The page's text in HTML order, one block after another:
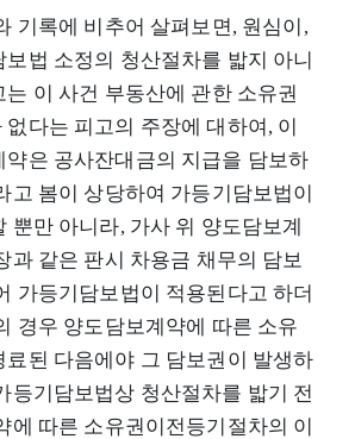
기록에 비추어 살펴보면, 원심이,
법 소정의 청산절차를 밟지 아니
이 사건 부동산에 관한 소유권
다는 피고의 주장에 대하여, 이
약은 공사잔대금의 지급을 담보하
고 봄이 상당하여 가등기담보법이
뿐만 아니라, 가사 위 양도담보계
과 같은 판시 차용금 채무의 담보
가등기담보법이 적용된다고 하더
경우 양도담보계약에 따른 소유
료된 다음에야 그 담보권이 발생하
등기담보법상 청산절차를 밟기 전
에 따른 소유권이전등기절차의 이